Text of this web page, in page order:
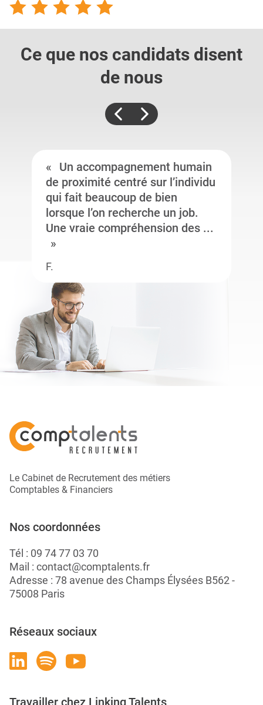
Ce que nos candidats disent
de nous
Un accompagnement humain
de proximité centré sur l’individu
qui fait beaucoup de bien
lorsque l’on recherche un job.
Une vraie compréhension des ...
F.
Le Cabinet de Recrutement des métiers
Comptables & Financiers
Nos coordonnées
Tél : 09 74 77 03 70
Mail : contact@comptalents.fr
Adresse : 78 avenue des Champs Élysées B562 -
75008 Paris
Réseaux sociaux
Travailler chez Linking Talents